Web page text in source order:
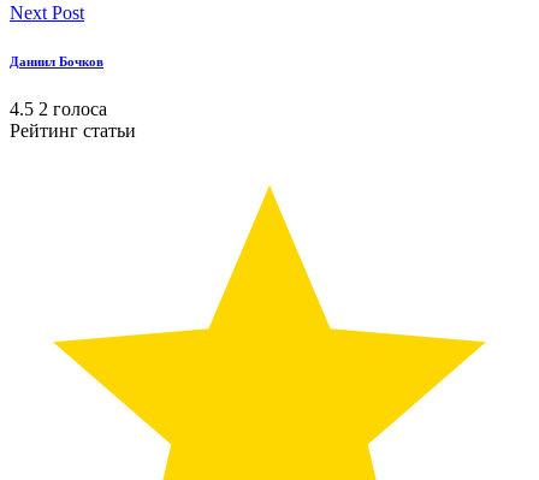
Next Post
Даниил Бочков
4.5 2 голоса
Рейтинг статьи